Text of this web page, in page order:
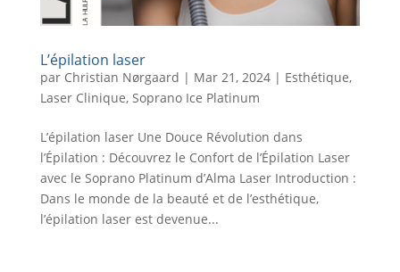
L’épilation laser
par Christian Nørgaard | Mar 21, 2024| Esthétique,
Laser Clinique, Soprano Ice Platinum
L’épilation laser Une Douce Révolution dans
l’Épilation : Découvrez le Confort de l’Épilation Laser
avec le Soprano Platinum d’Alma Laser Introduction :
Dans le monde de la beauté et de l’esthétique,
l’épilation laser est devenue...